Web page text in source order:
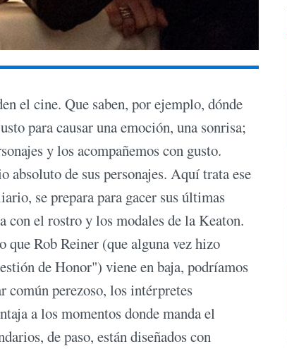
el cine. Que saben, por ejemplo, dónde
para causar una emoción, una sonrisa;
y los acompañemos con gusto.
de sus personajes. Aquí trata ese
se prepara para gacer sus últimas
con el rostro y los modales de la Keaton.
Rob Reiner (que alguna vez hizo
de Honor") viene en baja, podríamos
común perezoso, los intérpretes
a los momentos donde manda el
de paso, están diseñados con